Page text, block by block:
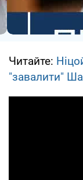
Читайте:
"завалити"